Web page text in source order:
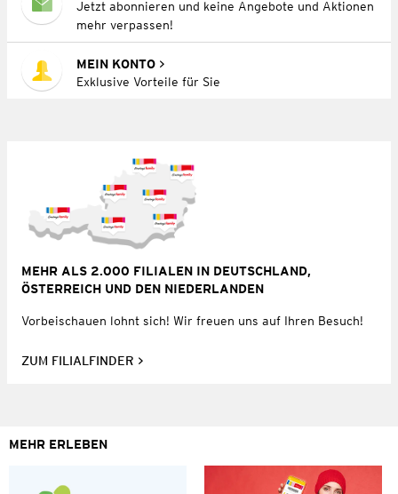
Jetzt abonnieren und keine Angebote und Aktionen
mehr verpassen!
MEIN KONTO
Exklusive Vorteile für Sie
MEHR ALS 2.000 FILIALEN IN DEUTSCHLAND,
ÖSTERREICH UND DEN NIEDERLANDEN
Vorbeischauen lohnt sich! Wir freuen uns auf Ihren Besuch!
ZUM FILIALFINDER
MEHR ERLEBEN